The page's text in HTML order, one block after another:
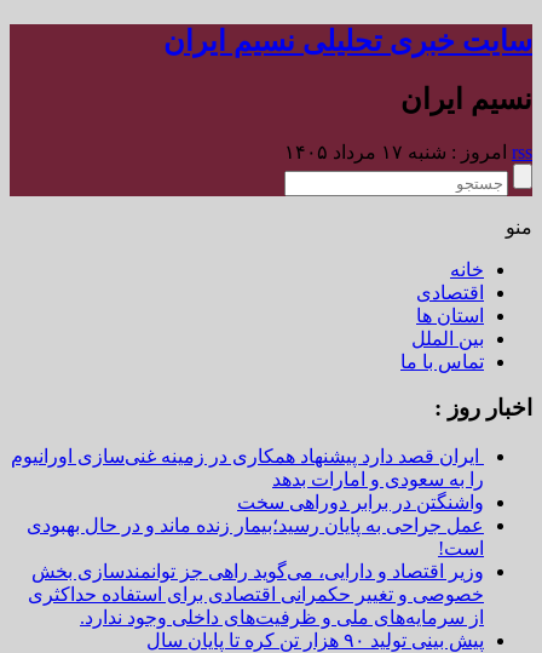
سایت خبری تحلیلی نسیم ایران
نسیم ایران
rss امروز : شنبه ۱۷ مرداد ۱۴۰۵
منو
خانه
اقتصادی
استان ها
بین الملل
تماس با ما
اخبار روز :
ایران قصد دارد پیشنهاد همکاری در زمینه غنی‌سازی اورانیوم
را به سعودی و امارات بدهد
واشنگتن در برابر دوراهی سخت
عمل جراحی به پایان رسید؛بیمار زنده ماند و در حال بهبودی
است!
وزیر اقتصاد و دارایی، می‌گوید راهی جز توانمندسازی بخش
خصوصی و تغییر حکمرانی اقتصادی برای استفاده حداکثری
از سرمایه‌های ملی و ظرفیت‌های داخلی وجود ندارد.
پیش بینی تولید ۹۰ هزار تن کره تا پایان سال